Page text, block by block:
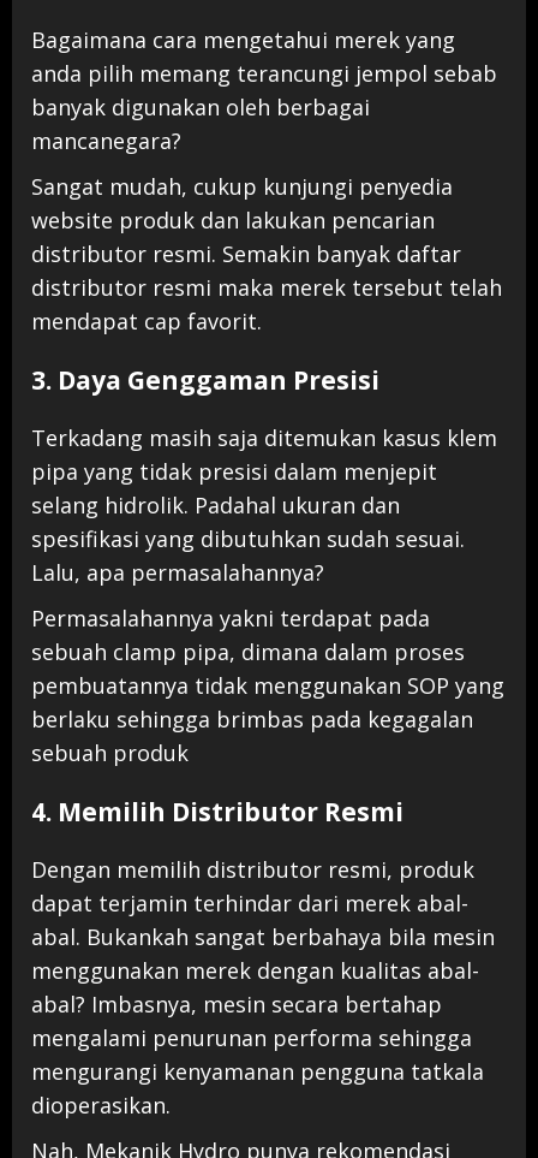
Bagaimana cara mengetahui merek yang
anda pilih memang terancungi jempol sebab
banyak digunakan oleh berbagai
mancanegara?
Sangat mudah, cukup kunjungi penyedia
website produk dan lakukan pencarian
distributor resmi. Semakin banyak daftar
distributor resmi maka merek tersebut telah
mendapat cap favorit.
3. Daya Genggaman Presisi
Terkadang masih saja ditemukan kasus klem
pipa yang tidak presisi dalam menjepit
selang hidrolik. Padahal ukuran dan
spesifikasi yang dibutuhkan sudah sesuai.
Lalu, apa permasalahannya?
Permasalahannya yakni terdapat pada
sebuah clamp pipa, dimana dalam proses
pembuatannya tidak menggunakan SOP yang
berlaku sehingga brimbas pada kegagalan
sebuah produk
4. Memilih Distributor Resmi
Dengan memilih distributor resmi, produk
dapat terjamin terhindar dari merek abal-
abal. Bukankah sangat berbahaya bila mesin
menggunakan merek dengan kualitas abal-
abal? Imbasnya, mesin secara bertahap
mengalami penurunan performa sehingga
mengurangi kenyamanan pengguna tatkala
dioperasikan.
Nah, Mekanik Hydro punya rekomendasi